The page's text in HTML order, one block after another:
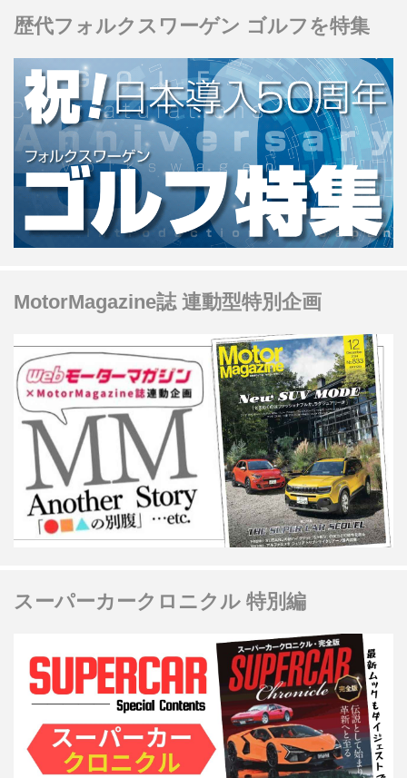
歴代フォルクスワーゲン ゴルフを特集
MotorMagazine誌 連動型特別企画
スーパーカークロニクル 特別編